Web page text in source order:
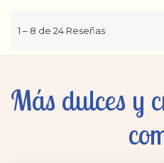
Más dulces y